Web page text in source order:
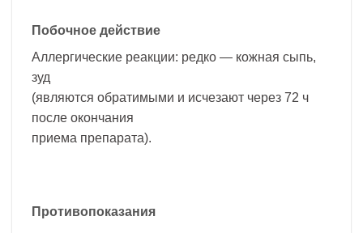
Побочное действие
Аллергические реакции: редко — кожная сыпь,
зуд
(являются обратимыми и исчезают через 72 ч
после окончания
приема препарата).
Противопоказания